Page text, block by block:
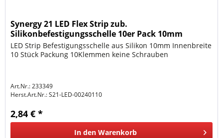
Synergy 21 LED Flex Strip zub.
Silikonbefestigungsschelle 10er Pack 10mm
LED Strip Befestigungsschelle aus Silikon 10mm Innenbreite
10 Stück Packung 10Klemmen keine Schrauben
Art.Nr.: 233349
Herst.Art.Nr.:S21-LED-00240110
2,84 € *
In den Warenkorb